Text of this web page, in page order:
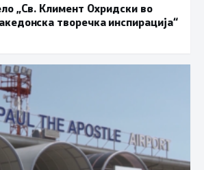
„Св. Климент Охридски во
творечка инспирација“